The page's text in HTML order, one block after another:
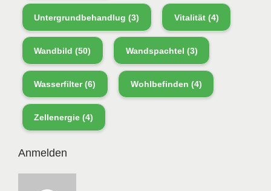
Untergrundbehandlug (3) Vitalität(4)
Wandbild (50) Wandspachtel (3)
Wasserfilter(6) Wohlbefinden (4)
Zellenergie (4)
Anmelden